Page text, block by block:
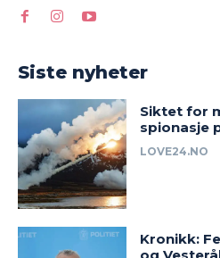
Siste nyheter
Siktet for
spionasje
LOVE24.NO
Kronikk: